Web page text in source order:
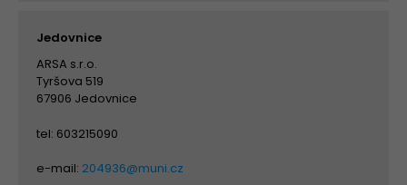
Jedovnice
ARSA s.r.o.
Tyršova 519
67906 Jedovnice
tel: 603215090
e-mail: 204936@muni.cz